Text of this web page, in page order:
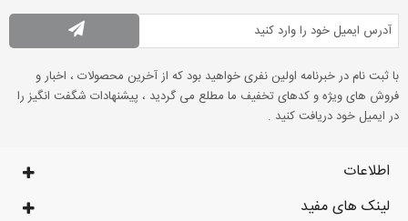
با ثبت نام در خبرنامه اولین نفری خواهید بود که از آخرین محصولات ، اخبار و
فروش های ویژه و کدهای تخفیف ما مطلع می گردید ، پیشنهادات شگفت انگیز را
در ایمیل خود دریافت کنید .
اطلاعات
لینک های مفید